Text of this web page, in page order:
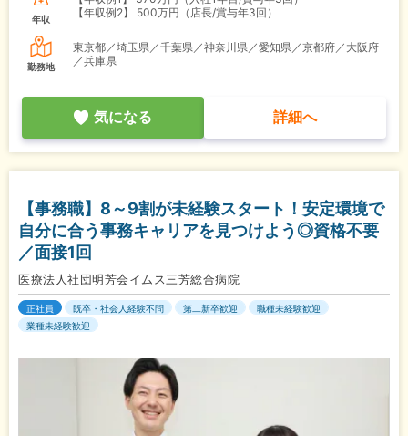
年収
【年収例2】
500万円（店長/賞与年3回）
勤務地
東京都／埼玉県／千葉県／神奈川県／愛知県／京都府／大阪府
／兵庫県
気になる 詳細へ
【事務職】8～9割が未経験スタート！安定環境で
自分に合う事務キャリアを見つけよう◎資格不要
／面接1回
医療法人社団明芳会イムス三芳総合病院
正社員 既卒・社会人経験不問 第二新卒歓迎
職種未経験歓迎
業種未経験歓迎